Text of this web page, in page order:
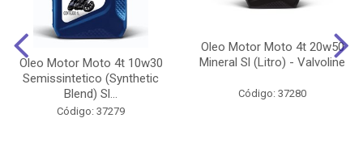
Oleo Motor Moto 4t 10w30
Semissintetico (Synthetic
Blend) Sl...
Código: 37279
Oleo Motor Moto 4t 20w50
Mineral Sl (Litro) - Valvoline
Código: 37280